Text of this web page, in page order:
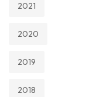
2021
2020
2019
2018